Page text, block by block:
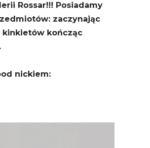
Rossar!!! Posiadamy
zaczynając
kinkietów kończąc
nickiem: